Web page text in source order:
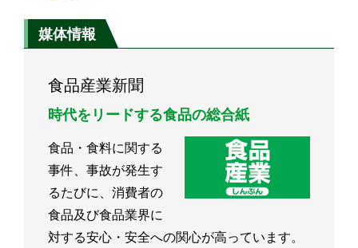
媒体情報
食品産業新聞
時代をリードする食品の総合紙
食品・食料に関する
事件、事故が発生す
るたびに、消費者の
食品及び食品業界に
対する安心・安全への関心が高っています。